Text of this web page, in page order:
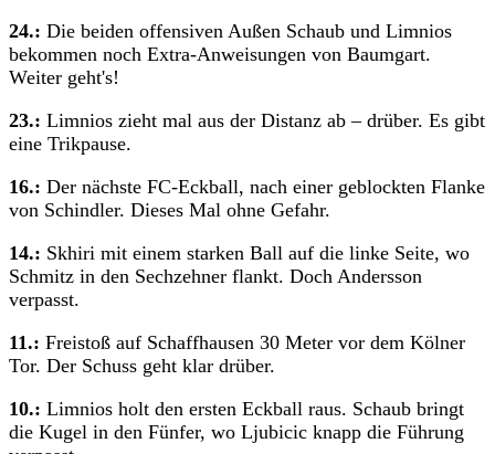
24.: Die beiden offensiven Außen Schaub und Limnios
bekommen noch Extra-Anweisungen von Baumgart.
Weiter geht's!
23.: Limnios zieht mal aus der Distanz ab – drüber. Es gibt
eine Trikpause.
16.: Der nächste FC-Eckball, nach einer geblockten Flanke
von Schindler. Dieses Mal ohne Gefahr.
14.: Skhiri mit einem starken Ball auf die linke Seite, wo
Schmitz in den Sechzehner flankt. Doch Andersson
verpasst.
11.: Freistoß auf Schaffhausen 30 Meter vor dem Kölner
Tor. Der Schuss geht klar drüber.
10.: Limnios holt den ersten Eckball raus. Schaub bringt
die Kugel in den Fünfer, wo Ljubicic knapp die Führung